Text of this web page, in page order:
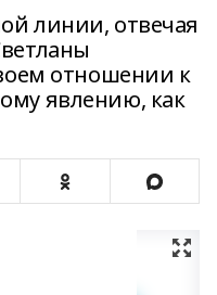
линии, отвечая
отношении к
явлению, как